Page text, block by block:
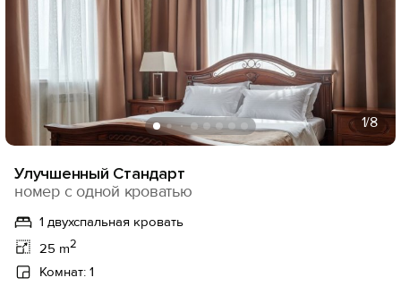
1/8
Улучшенный Стандарт
номер с одной кроватью
1 двухспальная кровать
25 m2
Комнат: 1